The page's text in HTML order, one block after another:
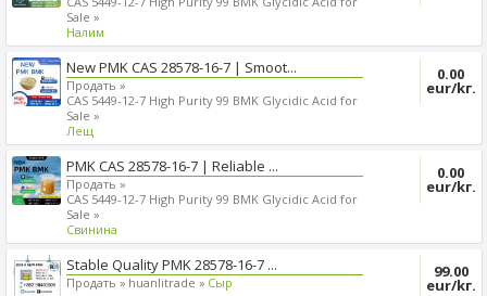
Sale »
Налим
New PMK CAS 28578-16-7 | Smoot...
Продать »
CAS 5449-12-7 High Purity 99 BMK Glycidic Acid for
Sale »
Лещ
0.00
eur/kг.
PMK CAS 28578-16-7 | Reliable ...
Продать »
CAS 5449-12-7 High Purity 99 BMK Glycidic Acid for
Sale »
Cвинина
0.00
eur/kг.
Stable Quality PMK 28578-16-7 ...
Продать » huanlitrade » Сыр
99.00
eur/kг.